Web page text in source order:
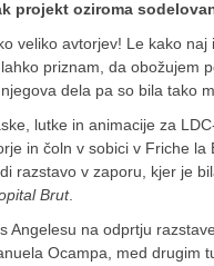
projekt oziroma
veliko avtorjev! Le kako
priznam, da obožujem
dela pa so bila tako
lutke in animacije za
in čoln v sobici v Friche
razstavo v zaporu, kjer je
Brut.
Angelesu na odprtju
Ocampa, med drugim